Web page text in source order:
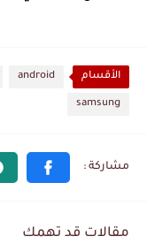
الأقسام android
samsung
مقالات قد تهمك